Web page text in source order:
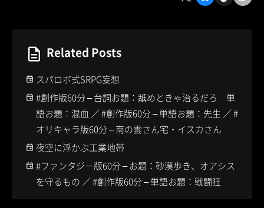
Related Posts
スパロボ式SRPG妄想
#創作版60分 – 台詞お題：舐めときゃ治るだろ 単
語お題：混血 ／ #創作版60分 – 単語お題：先生 ／ #
オリキャラ版60分 – 南の雲さん宅・イスカさん
夜空に浮かぶ工業地帯
#ファンタジー版60分 – お題：砂漠歩き、オアシス
を守るもの ／ #創作版60分 – 単語お題：戦闘狂